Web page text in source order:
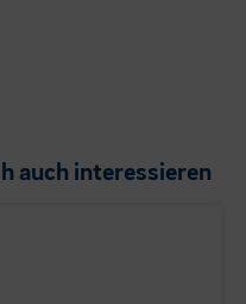
auch interessieren